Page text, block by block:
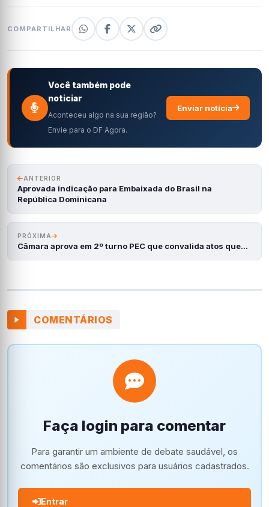
COMPARTILHAR
Você também pode
noticiar
Aconteceu algo na sua região?
Envie para o DF Agora.
Enviar notícia
ANTERIOR
Aprovada indicação para Embaixada do Brasil na
República Dominicana
PRÓXIMA
Câmara aprova em 2º turno PEC que convalida atos que…
COMENTÁRIOS
Faça login para comentar
Para garantir um ambiente de debate saudável, os
comentários são exclusivos para usuários cadastrados.
Entrar